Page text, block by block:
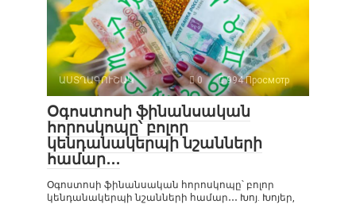
ԱՍՏՂԱԳՈՒՇԱԿ 0 994 Просмотр
Օգոստոսի ֆինանսական
հորոսկոպը՝ բոլոր
կենդանակերպի նշանների
համար․․․
Օգոստոսի ֆինանսական հորոսկոպը՝ բոլոր
կենդանակերպի նշանների համար․․․ Խոյ. Խոյեր,